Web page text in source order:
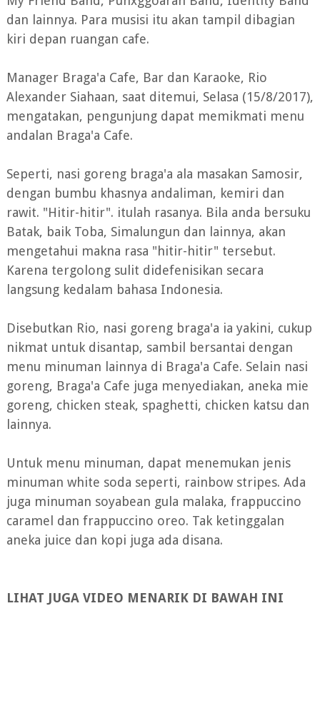
dan lainnya. Para musisi itu akan tampil dibagian
kiri depan ruangan cafe.
Manager Braga'a Cafe, Bar dan Karaoke, Rio
Alexander Siahaan, saat ditemui, Selasa (15/8/2017),
mengatakan, pengunjung dapat memikmati menu
andalan Braga'a Cafe.
Seperti, nasi goreng braga'a ala masakan Samosir,
dengan bumbu khasnya andaliman, kemiri dan
rawit. "Hitir-hitir". itulah rasanya. Bila anda bersuku
Batak, baik Toba, Simalungun dan lainnya, akan
mengetahui makna rasa "hitir-hitir" tersebut.
Karena tergolong sulit didefenisikan secara
langsung kedalam bahasa Indonesia.
Disebutkan Rio, nasi goreng braga'a ia yakini, cukup
nikmat untuk disantap, sambil bersantai dengan
menu minuman lainnya di Braga'a Cafe. Selain nasi
goreng, Braga'a Cafe juga menyediakan, aneka mie
goreng, chicken steak, spaghetti, chicken katsu dan
lainnya.
Untuk menu minuman, dapat menemukan jenis
minuman white soda seperti, rainbow stripes. Ada
juga minuman soyabean gula malaka, frappuccino
caramel dan frappuccino oreo. Tak ketinggalan
aneka juice dan kopi juga ada disana.
LIHAT JUGA VIDEO MENARIK DI BAWAH INI